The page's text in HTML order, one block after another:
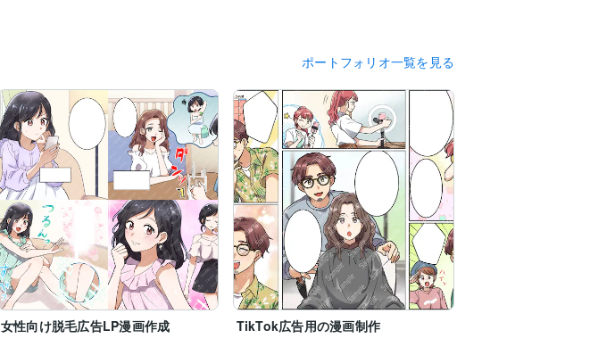
ポートフォリオ一覧を見る
女性向け脱毛広告LP漫画作成 TikTok広告用の漫画制作